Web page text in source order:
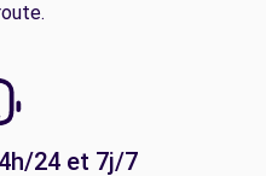
24 et 7j/7